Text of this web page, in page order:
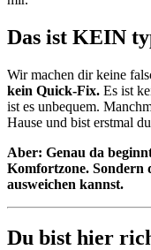
Das ist KEIN
Wir machen dir keine
kein Quick-Fix. Es ist
ist es unbequem.
Hause und bist erstmal
Aber: Genau da
Komfortzone. Sondern
ausweichen kannst.
Du bist hier